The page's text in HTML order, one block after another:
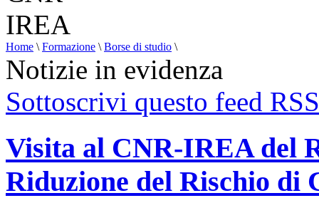
Home \ Formazione \ Borse di studio \
Notizie in evidenza
Sottoscrivi questo feed RSS
Visita al CNR-IREA del
Riduzione del Rischio di